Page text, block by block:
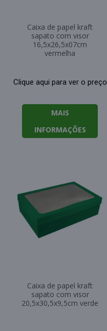
Caixa de papel kraft
sapato com visor
16,5x26,5x07cm
vermelha
Clique aqui para ver o preço
MAIS
INFORMAÇÕES
Caixa de papel kraft
sapato com visor
20,5x30,5x9,5cm verde